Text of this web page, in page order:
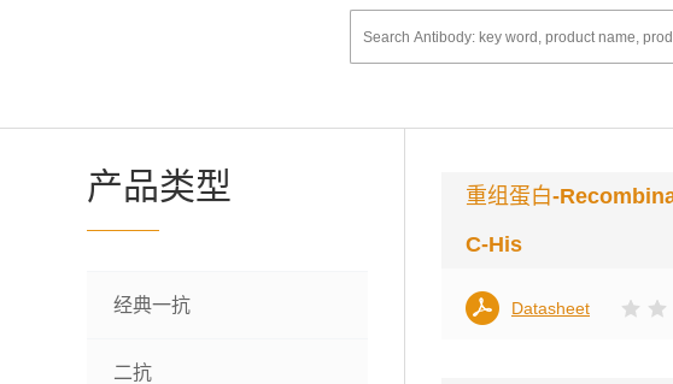
产品类型
经典一抗
二抗
重组蛋白-
C-His
Datasheet